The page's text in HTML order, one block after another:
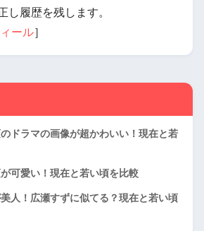
し履歴を残します。
ール］
ドラマの画像が超かわいい！現在と若
可愛い！現在と若い頃を比較
人！広瀬すずに似てる？現在と若い頃